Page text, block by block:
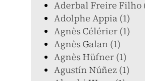
Aderbal Freire Filho
Adolphe Appia (1)
Agnès Célérier (1)
Agnès Galan (1)
Agnès Hüfner (1)
Agustín Núñez (1)